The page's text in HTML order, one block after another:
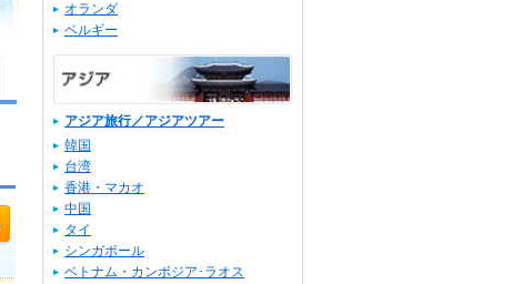
オランダ
ベルギー
アジア旅行／アジアツアー
韓国
台湾
香港・マカオ
中国
タイ
シンガポール
ベトナム・カンボジア･ラオス